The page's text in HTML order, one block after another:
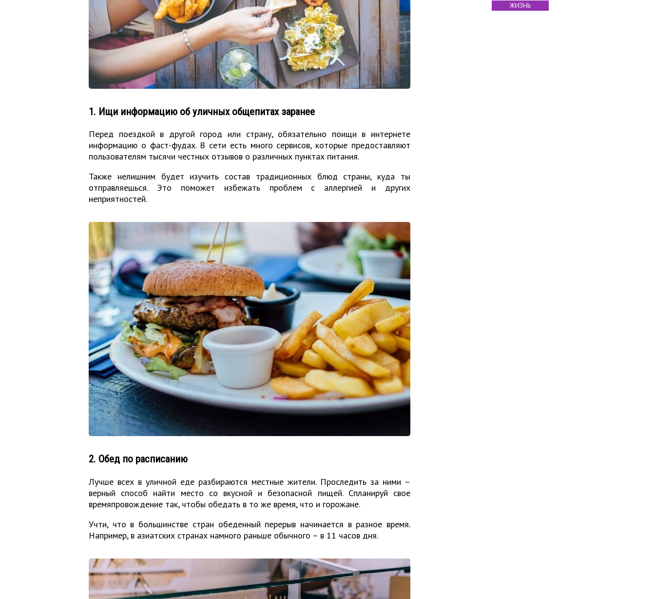
1. Ищи информацию об уличных общепитах заранее
Перед поездкой в другой город или страну, обязательно поищи в интернете
информацию о фаст-фудах. В сети есть много сервисов, которые предоставляют
пользователям тысячи честных отзывов о различных пунктах питания.
Также нелишним будет изучить состав традиционных блюд страны, куда ты
отправляешься. Это поможет избежать проблем с аллергией и других
неприятностей.
2. Обед по расписанию
Лучше всех в уличной еде разбираются местные жители. Проследить за ними –
верный способ найти место со вкусной и безопасной пищей. Спланируй свое
времяпровождение так, чтобы обедать в то же время, что и горожане.
Учти, что в большинстве стран обеденный перерыв начинается в разное время.
Например, в азиатских странах намного раньше обычного – в 11 часов дня.
ЖИЗНЬ